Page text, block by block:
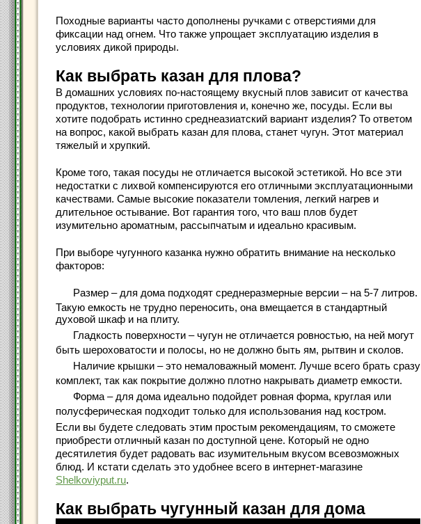
Походные варианты часто дополнены ручками с отверстиями для
фиксации над огнем. Что также упрощает эксплуатацию изделия в
условиях дикой природы.
Как выбрать казан для плова?
В домашних условиях по-настоящему вкусный плов зависит от качества
продуктов, технологии приготовления и, конечно же, посуды. Если вы
хотите подобрать истинно среднеазиатский вариант изделия? То ответом
на вопрос, какой выбрать казан для плова, станет чугун. Этот материал
тяжелый и хрупкий.
Кроме того, такая посуды не отличается высокой эстетикой. Но все эти
недостатки с лихвой компенсируются его отличными эксплуатационными
качествами. Самые высокие показатели томления, легкий нагрев и
длительное остывание. Вот гарантия того, что ваш плов будет
изумительно ароматным, рассыпчатым и идеально красивым.
При выборе чугунного казанка нужно обратить внимание на несколько
факторов:
Размер – для дома подходят среднеразмерные версии – на 5-7 литров.
Такую емкость не трудно переносить, она вмещается в стандартный
духовой шкаф и на плиту.
Гладкость поверхности – чугун не отличается ровностью, на ней могут
быть шероховатости и полосы, но не должно быть ям, рытвин и сколов.
Наличие крышки – это немаловажный момент. Лучше всего брать сразу
комплект, так как покрытие должно плотно накрывать диаметр емкости.
Форма – для дома идеально подойдет ровная форма, круглая или
полусферическая подходит только для использования над костром.
Если вы будете следовать этим простым рекомендациям, то сможете
приобрести отличный казан по доступной цене. Который не одно
десятилетия будет радовать вас изумительным вкусом всевозможных
блюд. И кстати сделать это удобнее всего в интернет-магазине
Shelkoviyput.ru.
Как выбрать чугунный казан для дома